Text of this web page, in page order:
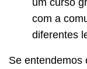
um curso
com a
diferentes
Se entendemos